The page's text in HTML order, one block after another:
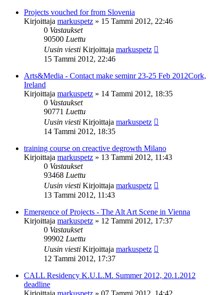
Projects vouched for from Slovenia
Kirjoittaja markuspetz » 15 Tammi 2012, 22:46
0 Vastaukset
90500 Luettu
Uusin viesti Kirjoittaja markuspetz
15 Tammi 2012, 22:46
Arts&Media - Contact make seminr 23-25 Feb 2012Cork,
Ireland
Kirjoittaja markuspetz » 14 Tammi 2012, 18:35
0 Vastaukset
90771 Luettu
Uusin viesti Kirjoittaja markuspetz
14 Tammi 2012, 18:35
training course on creactive degrowth Milano
Kirjoittaja markuspetz » 13 Tammi 2012, 11:43
0 Vastaukset
93468 Luettu
Uusin viesti Kirjoittaja markuspetz
13 Tammi 2012, 11:43
Emergence of Projects - The Alt Art Scene in Vienna
Kirjoittaja markuspetz » 12 Tammi 2012, 17:37
0 Vastaukset
99902 Luettu
Uusin viesti Kirjoittaja markuspetz
12 Tammi 2012, 17:37
CALL Residency K.U.L.M. Summer 2012, 20.1.2012
deadline
Kirjoittaja markuspetz » 07 Tammi 2012, 14:42